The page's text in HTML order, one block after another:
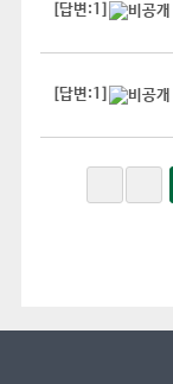
[답변:1]
[답변:1]